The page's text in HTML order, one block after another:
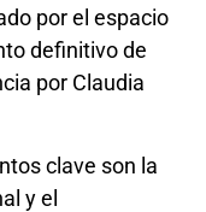
por el espacio
definitivo de
por Claudia
clave son la
y el